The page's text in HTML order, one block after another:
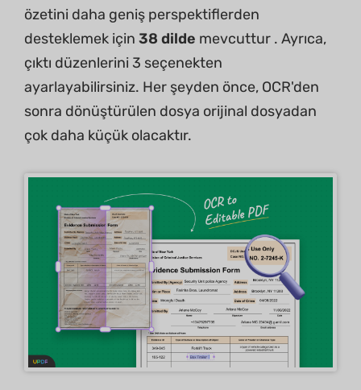
özetini daha geniş perspektiflerden
desteklemek için 38 dilde mevcuttur . Ayrıca,
çıktı düzenlerini 3 seçenekten
ayarlayabilirsiniz. Her şeyden önce, OCR'den
sonra dönüştürülen dosya orijinal dosyadan
çok daha küçük olacaktır.